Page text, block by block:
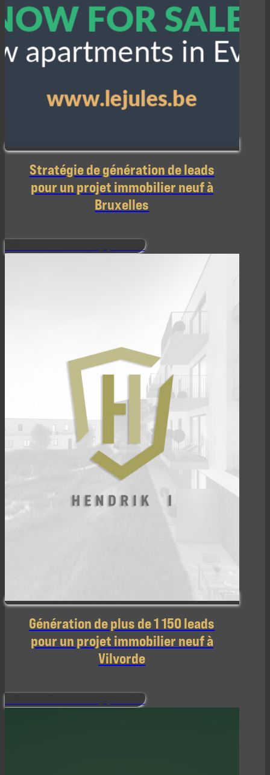
Stratégie de génération de leads
pour un projet immobilier neuf à
Bruxelles
Découvrir notre approche
Génération de plus de 1 150 leads
pour un projet immobilier neuf à
Vilvorde
Découvrir notre approche